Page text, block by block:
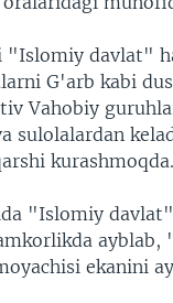
"Islomiy davlat"
G'arb kabi
Vahobiy
sulolalardan
kurashmoqda.
"Islomiy
ekanini